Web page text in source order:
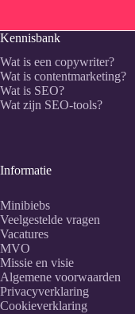
Kennisbank
Wat is een copywriter?
Wat is contentmarketing?
Wat is SEO?
Wat zijn SEO-tools?
Informatie
Minibiebs
Veelgestelde vragen
Vacatures
MVO
Missie en visie
Algemene voorwaarden
Privacyverklaring
Cookieverklaring